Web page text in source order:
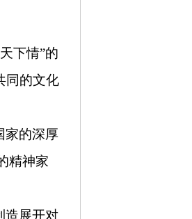
下情”的
同的文化
家的深厚
精神家
造展开对